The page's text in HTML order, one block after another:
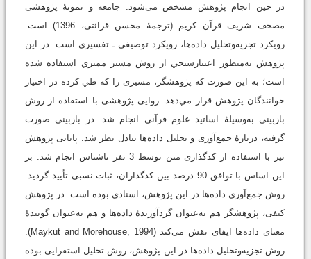
در حین انجام پژوهش مشخص می‌شود. جامعه و نمونۀ پژوهشی
مصحف شریف قرآن کریم (ترجمۀ محسن قرائتی، 1396) است.
رویکرد تجزیه‌و‌تحلیل داده‌ها، رویکرد توصیفی ـ تفسیری است. در اين
پژوهش به‌منظور اعتبارسنجي از روش مسير مميزي استفاده شده
است؛ به این صورت که پژوهشگر، مسیری را که طي كرده در اختيار
خوانندگان پژوهش قرار مي‌دهد. روایی پژوهشی با استفاده از روش
بازبینی به‌وسیلۀ اساتید علوم قرآنی انجام شد. در بازبینی صورت
گرفته، دربارۀ جمع‌آوری و تحلیل داده‌ها تبادل نظر شد. پایایی پژوهش
نیز با استفاده از کدگذاری متن توسط 3 نفر ناشناس انجام شد. بر
این اساس با توافق 90 درصد بین کدگذاران، ثبات نسبی تأیید گردید.
روش جمع‌آوری داده‌ها در این پژوهش، اسنادی بوده است. در پژوهش
کیفی، پژوهشگر هم به‌عنوان گردآورندۀ داده‌ها و هم به‌عنوان گویندۀ
معنای داده‌ها ایفای نقش می‌کند (Maykut and Morehouse, 1994).
روش تجزیه‌وتحلیل داده‌ها در این پژوهش، روش تحلیل استقرایی بوده